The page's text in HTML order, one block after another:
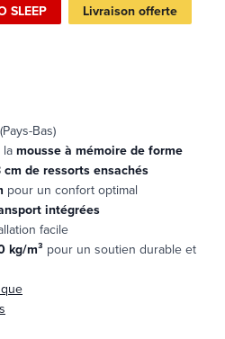
SLEEP Livraison offerte
(Pays-Bas)
mousse à mémoire de forme
cm de ressorts ensachés
pour un confort optimal
intégrées
facile
kg/m³ pour un soutien durable et